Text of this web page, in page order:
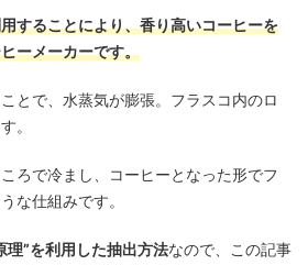
することにより、香り高いコーヒーを
ーメーカーです。
とで、水蒸気が膨張。フラスコ内のロ
。
ろで冷まし、コーヒーとなった形でフ
な仕組みです。
理”を利用した抽出方法なので、この記事